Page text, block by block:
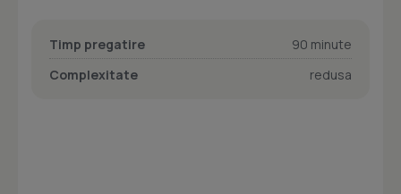
Timp pregatire
90 minute
Complexitate
redusa